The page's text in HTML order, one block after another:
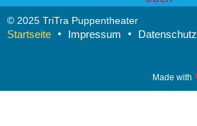
© 2025 TriTra Puppentheater
Startseite Impressum Datenschutz
Made with